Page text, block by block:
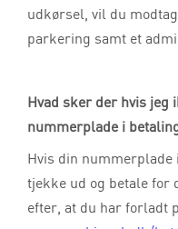
udkørsel, vil du
parkering samt et
Hvad sker der hvis jeg
nummerplade i
Hvis din
tjekke ud og betale
efter, at du har forladt